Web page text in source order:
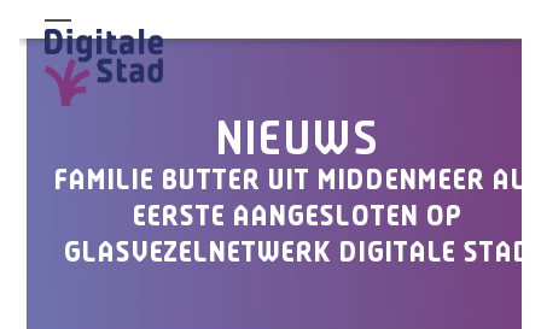
Skip
content
Open
mobile
Close
mobile
NIEUWS
FAMILIE BUTTER UIT MIDDENMEER ALS
EERSTE AANGESLOTEN OP
GLASVEZELNETWERK DIGITALE STAD